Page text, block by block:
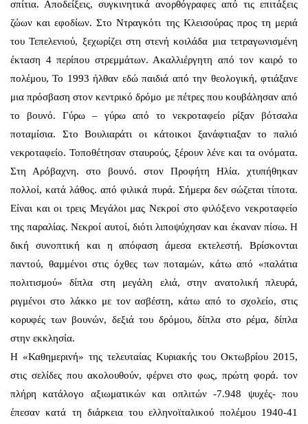
σπίτια. Αποδείξεις, συγκινητικά ανορθόγραφες από τις επιτάξεις
ζώων και εφοδίων. Στο Ντραγκότι της Κλεισούρας προς τη μεριά
του Τεπελενιού, ξεχωρίζει στη στενή κοιλάδα μια τετραγωνισμένη
έκταση 4 περίπου στρεμμάτων. Ακαλλιέργητη από τον καιρό το
πολέμου, Το 1993 ήλθαν εδώ παιδιά από την θεολογική, φτιάξανε
μια πρόσβαση στον κεντρικό δρόμο με πέτρες που κουβάλησαν από
το βουνό. Γύρω – γύρω από το νεκροταφείο ρίξαν βότσαλα
ποταμίσια. Στο Βουλιαράτι οι κάτοικοι ξανάφτιαξαν το παλιό
νεκροταφείο. Τοποθέτησαν σταυρούς, ξέρουν λένε και τα ονόματα.
Στη Αρόβαχνη. στο βουνό. στον Προφήτη Ηλία. χτυπήθηκαν
πολλοί, κατά λάθος. από φιλικά πυρά. Σήμερα δεν σώζεται τίποτα.
Είναι και οι τρεις Μεγάλοι μας Νεκροί στο φιλόξενο νεκροταφείο
της παραλίας. Νεκροί αυτοί, διότι λιποψύχησαν και έκαναν πίσω. Η
δική συνοπτική και η απόφαση άμεσα εκτελεστή. Βρίσκονται
παντού, θαμμένοι στις όχθες των ποταμών, κάτω από «παλάτια
πολιτισμού» δίπλα στη μεγάλη ελιά, στην ανατολική πλευρά,
ριγμένοι στο λάκκο με τον ασβέστη, κάτω από το σχολείο, στις
κορυφές των βουνών, δεξιά του δρόμου, δίπλα στο ρέμα, δίπλα
στην εκκλησία.
Η «Καθημερινή» της τελευταίας Κυριακής του Οκτωβρίου 2015,
στις σελίδες που ακολουθούν, φέρνει στο φως, πρώτη φορά. τον
πλήρη κατάλογο αξιωματικών και οπλιτών -7.948 ψυχές- που
έπεσαν κατά τη διάρκεια του ελληνοϊταλικού πολέμου 1940-41